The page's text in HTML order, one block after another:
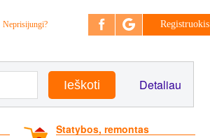
Neprisijungi? Registruokis
Detaliau
Statybos, remontas